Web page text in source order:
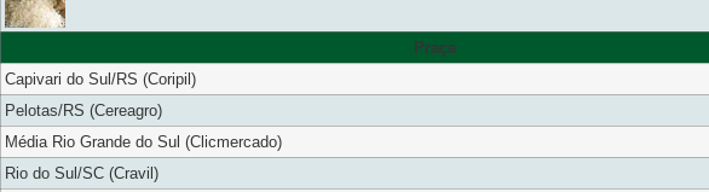
Praça
Capivari do Sul/RS (Coripil)
Pelotas/RS (Cereagro)
Média Rio Grande do Sul (Clicmercado)
Rio do Sul/SC (Cravil)